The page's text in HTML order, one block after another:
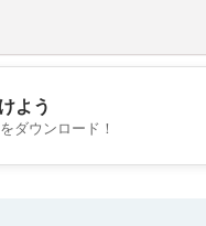
よう
ダウンロード！